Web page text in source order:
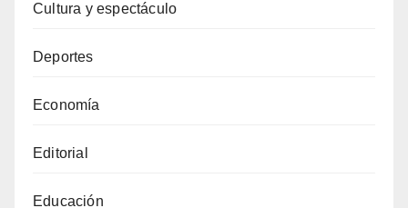
Cultura y espectáculo
Deportes
Economía
Editorial
Educación